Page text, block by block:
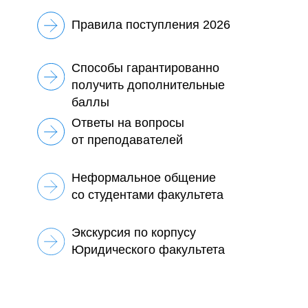
Экскурсия по корпусу
Юридического факультета
Ответы на вопросы
от преподавателей
Способы гарантированно
получить дополнительные
баллы
Правила поступления 2026
Неформальное общение
со студентами факультета
Планируете поступать
по олимпиадам? Получите
персональную
консультацию на Дне